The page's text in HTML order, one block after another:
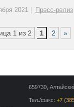
2021 | Пресс-релиз
1 из 2 1 2 »
659730,
Тел./факс: +7